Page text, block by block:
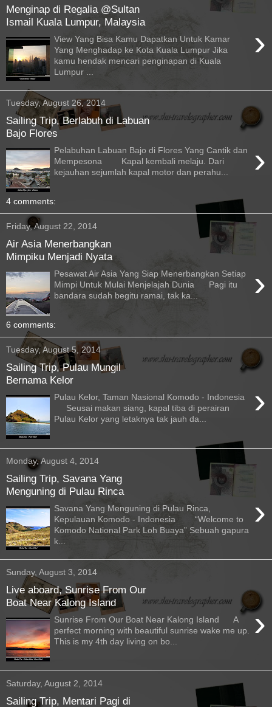
Menginap di Regalia @Sultan
Ismail Kuala Lumpur, Malaysia
›
View Yang Bisa Kamu Dapatkan Untuk Kamar
Yang Menghadap ke Kota Kuala Lumpur Jika
kamu hendak mencari penginapan di Kuala
Lumpur ...
Tuesday, August 26, 2014
Sailing Trip, Berlabuh di Labuan
Bajo Flores
›
Pelabuhan Labuan Bajo di Flores Yang Cantik dan
Mempesona Kapal kembali melaju. Dari
kejauhan sejumlah kapal motor dan perahu...
4 comments:
Friday, August 22, 2014
Air Asia Menerbangkan
Mimpiku Menjadi Nyata
›
Pesawat Air Asia Yang Siap Menerbangkan Setiap
Mimpi Untuk Mulai Menjelajah Dunia Pagi itu
bandara sudah begitu ramai, tak ka...
6 comments:
Tuesday, August 5, 2014
Sailing Trip, Pulau Mungil
Bernama Kelor
›
Pulau Kelor, Taman Nasional Komodo - Indonesia
Seusai makan siang, kapal tiba di perairan
Pulau Kelor yang letaknya tak jauh da...
Monday, August 4, 2014
Sailing Trip, Savana Yang
Menguning di Pulau Rinca
›
Savana Yang Menguning di Pulau Rinca,
Kepulauan Komodo - Indonesia “Welcome to
Komodo National Park Loh Buaya” Sebuah gapura
k...
Sunday, August 3, 2014
Live aboard, Sunrise From Our
Boat Near Kalong Island
›
Sunrise From Our Boat Near Kalong Island A
perfect morning with beautiful sunrise wake me up.
This is my 4th day living on bo...
Saturday, August 2, 2014
Sailing Trip, Mentari Pagi di